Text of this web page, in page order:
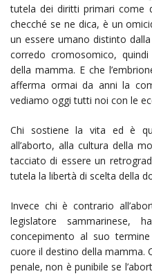
tutela dei diritti primari come
checché se ne dica, è un
un essere umano distinto
corredo cromosomico,
della mamma. E che
afferma ormai da anni la
vediamo oggi tutti noi con le
Chi sostiene la vita ed è
all’aborto, alla cultura della
tacciato di essere un
tutela la libertà di scelta della
Invece chi è contrario
legislatore
concepimento al suo
cuore il destino della mamma.
penale, non è punibile se